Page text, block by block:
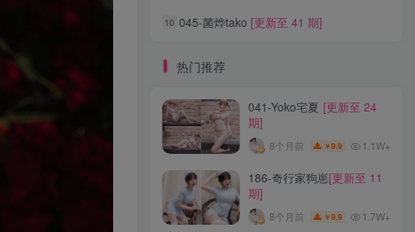
10 045-菌烨tako [更新至 41 期]
热门推荐
041-Yoko宅夏 [更新至 24
期]
8个月前 ￥9.9 1.1W+
186-奇行家狗崽[更新至 11
期]
8个月前 ￥9.9 1.7W+
10 045-菌烨tako [更新至 41 期]
标签云
龙年活动 龙宫地狱 龙娘图鉴
龙娘
龙姬
龙华妃咲JK
龙华妃咲
黛尔 黑龙贯通
黑黑麦
黑馆晴奈
黑靡烟旗袍 黑钻兔子
黑金
黑贞德泳装
黑贞兔子
黑见芹香
黑裤妹